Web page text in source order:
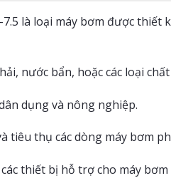
là loại máy bơm được
nước bẩn, hoặc các loại
dụng và nông nghiệp.
tiêu thụ các dòng máy bơm
thiết bị hỗ trợ cho máy